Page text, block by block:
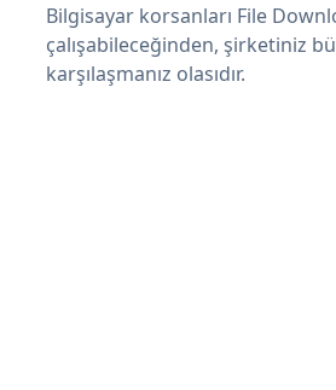
Bilgisayar korsanları File
çalışabileceğinden, şirketiniz
karşılaşmanız olasıdır.